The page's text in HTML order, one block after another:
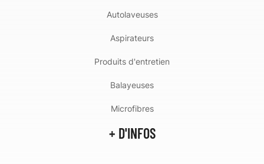
Autolaveuses
Aspirateurs
Produits d'entretien
Balayeuses
Microfibres
+ D'INFOS